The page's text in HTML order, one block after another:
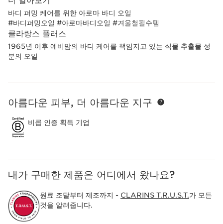
바디 퍼밍 케어를 위한 아로마 바디 오일
#바디퍼밍오일 #아로마바디오일 #겨울철필수템
클라랑스 플러스
1965년 이후 예비맘의 바디 케어를 책임지고 있는 식물 추출물 성
분의 오일
컨텐츠로 이동하기
아름다운 피부, 더 아름다운 지구
비콥 인증 획득 기업
내가 구매한 제품은 어디에서 왔나요?
원료 조달부터 제조까지 - CLARINS T.R.U.S.T.가 모든
것을 알려줍니다.